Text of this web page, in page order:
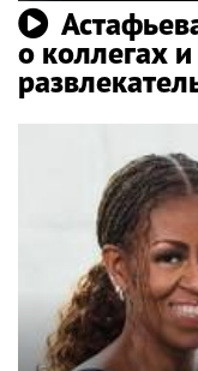
о коллегах